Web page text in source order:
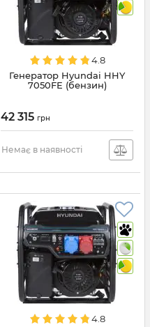
4.8
Генератор Hyundai HHY
7050FЕ (бензин)
42 315 грн
Немає в наявності
4.8